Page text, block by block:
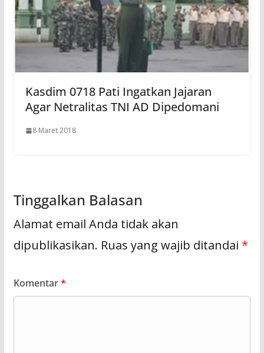
Kasdim 0718 Pati Ingatkan Jajaran
Agar Netralitas TNI AD Dipedomani
8 Maret 2018
Tinggalkan Balasan
Alamat email Anda tidak akan
dipublikasikan. Ruas yang wajib ditandai *
Komentar*